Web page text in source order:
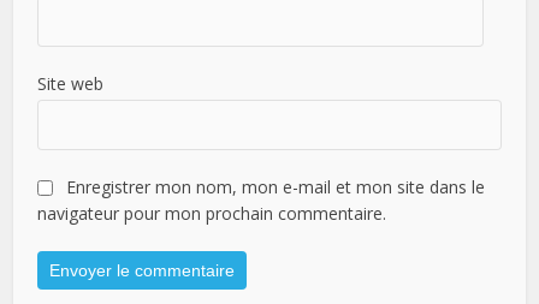
Site web
Enregistrer mon nom, mon e-mail et mon site dans le
navigateur pour mon prochain commentaire.